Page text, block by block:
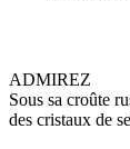
ADMIREZ
Sous sa croûte
des cristaux de